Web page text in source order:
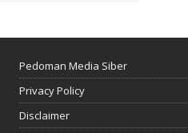
Pedoman Media Siber
Privacy Policy
Disclaimer